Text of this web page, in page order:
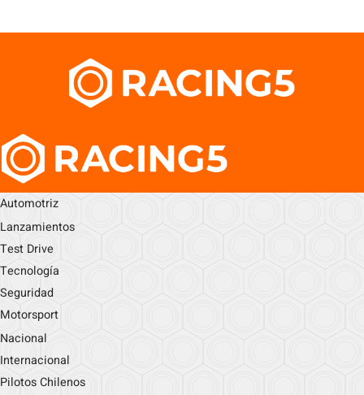
Automotriz
Lanzamientos
Test Drive
Tecnología
Seguridad
Motorsport
Nacional
Internacional
Pilotos Chilenos